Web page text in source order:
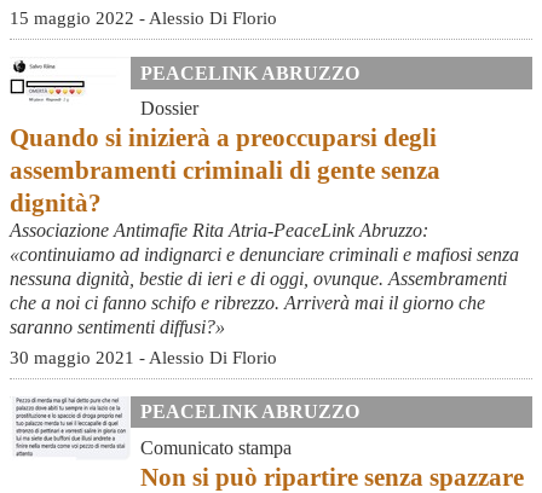
15 maggio 2022 - Alessio Di Florio
PEACELINK ABRUZZO
Dossier
Quando si inizierà a preoccuparsi degli
assembramenti criminali di gente senza
dignità?
Associazione Antimafie Rita Atria-PeaceLink Abruzzo:
«continuiamo ad indignarci e denunciare criminali e mafiosi senza
nessuna dignità, bestie di ieri e di oggi, ovunque. Assembramenti
che a noi ci fanno schifo e ribrezzo. Arriverà mai il giorno che
saranno sentimenti diffusi?»
30 maggio 2021 - Alessio Di Florio
PEACELINK ABRUZZO
Comunicato stampa
Non si può ripartire senza spazzare